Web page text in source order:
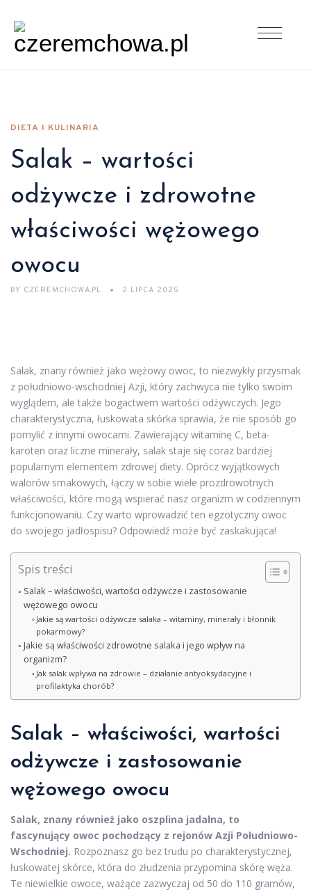
DIETA I KULINARIA
Salak – wartości
odżywcze i zdrowotne
właściwości wężowego
owocu
BY CZEREMCHOWA.PL 2 LIPCA 2025
Salak, znany również jako wężowy owoc, to niezwykły przysmak
z południowo-wschodniej Azji, który zachwyca nie tylko swoim
wyglądem, ale także bogactwem wartości odżywczych. Jego
charakterystyczna, łuskowata skórka sprawia, że nie sposób go
pomylić z innymi owocami. Zawierający witaminę C, beta-
karoten oraz liczne minerały, salak staje się coraz bardziej
popularnym elementem zdrowej diety. Oprócz wyjątkowych
walorów smakowych, łączy w sobie wiele prozdrowotnych
właściwości, które mogą wspierać nasz organizm w codziennym
funkcjonowaniu. Czy warto wprowadzić ten egzotyczny owoc
do swojego jadłospisu? Odpowiedź może być zaskakująca!
Spis treści
Salak – właściwości, wartości odżywcze i zastosowanie
wężowego owocu
Jakie są wartości odżywcze salaka – witaminy, minerały i błonnik
pokarmowy?
Jakie są właściwości zdrowotne salaka i jego wpływ na
organizm?
Jak salak wpływa na zdrowie – działanie antyoksydacyjne i
profilaktyka chorób?
Salak – właściwości, wartości
odżywcze i zastosowanie
wężowego owocu
Salak, znany również jako oszplina jadalna, to
fascynujący owoc pochodzący z rejonów Azji Południowo-
Wschodniej. Rozpoznasz go bez trudu po charakterystycznej,
łuskowatej skórce, która do złudzenia przypomina skórę węża.
Te niewielkie owoce, ważące zazwyczaj od 50 do 110 gramów,